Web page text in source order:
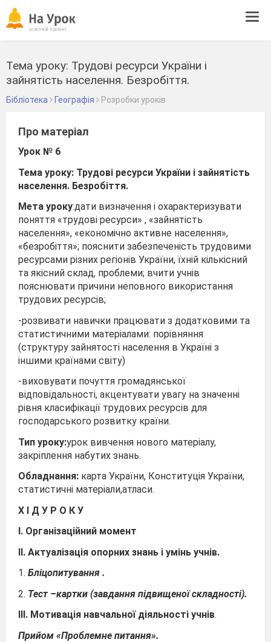
Тема уроку: Трудові ресурси України і
зайнятість населення. Безробіття.
Бібліотека Географія Розробки уроків
Про матеріал
Урок № 6
Тема уроку: Трудові ресурси України і зайнятість
населення. Безробіття.
Мета уроку:дати визначення і охарактеризувати
поняття «трудові ресурси» , «зайнятість
населення», «економічно активне населення»,
«безробіття»; пояснити забезпеченість трудовими
ресурсами різних регіонів України, їхній кількісний
та якісний склад, проблеми; вчити учнів
пояснювати причини неповного використання
трудових ресурсів;
-розвивати навички працювати з додатковими та
статистичними матеріалами: порівняння
(структуру зайнятості населення в Україні з
іншими країнами світу)
-виховувати почуття громадянської
відповідальності, акцентувати увагу на значенні
рівня класифікації трудових ресурсів для
господарського розвитку країни.
Тип уроку:урок вивчення нового матеріалу,
закріплення набутих знань.
Обладнання: карта України, Конституція України,
статистичні матеріали,атласи.
Х І Д У Р О К У
I. Організаційний момент
II. Актуалізація опорних знань і умінь учнів.
1. Бліцопитування .
2. Тест –картки (завдання підвищеної складності).
III. Мотивація навчальної діяльності учнів.
Прийом «Проблемне питання».